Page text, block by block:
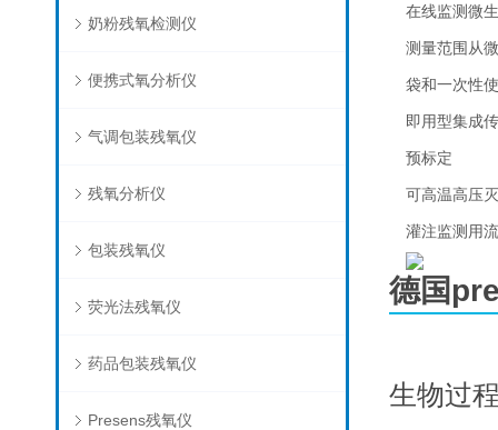
奶粉残氧检测仪
便携式氧分析仪
气调包装残氧仪
残氧分析仪
包装残氧仪
荧光法残氧仪
药品包装残氧仪
Presens残氧仪
在线监测微
测量范围从
袋和一次性
即用型集成
预标定
可高温高压
灌注监测用
德国
生物过